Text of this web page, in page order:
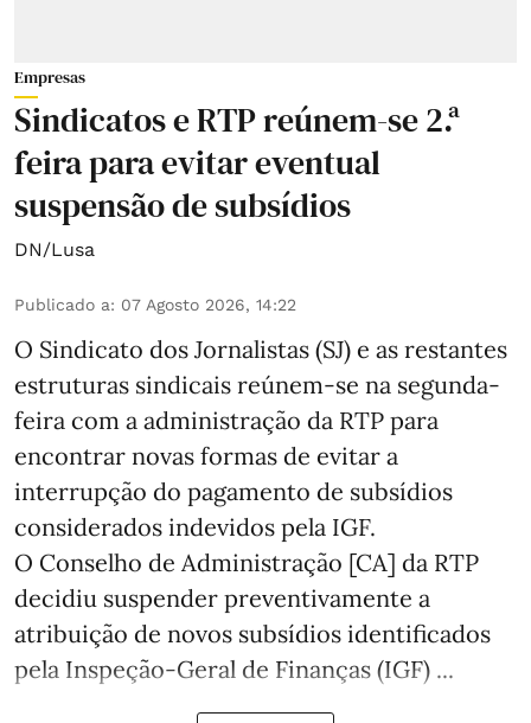
Empresas
Sindicatos e RTP reúnem-se 2.ª
feira para evitar eventual
suspensão de subsídios
DN/Lusa
Publicado a: 07 Agosto 2026, 14:22
O Sindicato dos Jornalistas (SJ) e as restantes
estruturas sindicais reúnem-se na segunda-
feira com a administração da RTP para
encontrar novas formas de evitar a
interrupção do pagamento de subsídios
considerados indevidos pela IGF.
O Conselho de Administração [CA] da RTP
decidiu suspender preventivamente a
atribuição de novos subsídios identificados
pela Inspeção-Geral de Finanças (IGF) ...